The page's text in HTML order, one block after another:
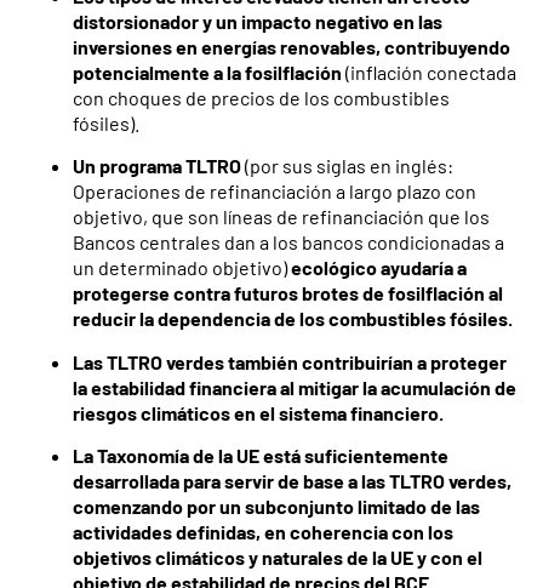
distorsionador y un impacto negativo en las
inversiones en energías renovables, contribuyendo
potencialmente a la fosilflación (inflación conectada
con choques de precios de los combustibles
fósiles).
Un programa TLTRO(por sus siglas en inglés:
Operaciones de refinanciación a largo plazo con
objetivo, que son líneas de refinanciación que los
Bancos centrales dan a los bancos condicionadas a
un determinado objetivo)ecológico ayudaría a
protegerse contra futuros brotes de fosilflación al
reducir la dependencia de los combustibles fósiles.
Las TLTRO verdes también contribuirían a proteger
la estabilidad financiera al mitigar la acumulación de
riesgos climáticos en el sistema financiero.
La Taxonomía de la UE está suficientemente
desarrollada para servir de base a las TLTRO verdes,
comenzando por un subconjunto limitado de las
actividades definidas, en coherencia con los
objetivos climáticos y naturales de la UE y con el
objetivo de estabilidad de precios del BCE.